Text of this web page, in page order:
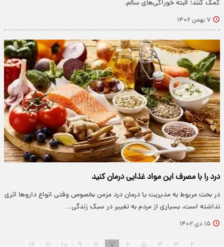
کمک کنند؛ البته خوراکی‌های سالم.
۷ بهمن ۱۴۰۲
درد را با مصرف این مواد غذایی درمان کنید
در بحث مربوط به مدیریت یا درمان درد مزمن بخصوص وقتی انواع داروها اثری
نداشته است، بسیاری از مردم به تغییر در سبک زندگی…
۱۵ دی ۱۴۰۲